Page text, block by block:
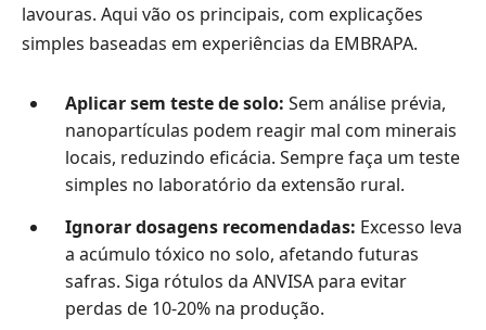
lavouras. Aqui vão os principais, com explicações
simples baseadas em experiências da EMBRAPA.
Aplicar sem teste de solo: Sem análise prévia,
nanopartículas podem reagir mal com minerais
locais, reduzindo eficácia. Sempre faça um teste
simples no laboratório da extensão rural.
Ignorar dosagens recomendadas: Excesso leva
a acúmulo tóxico no solo, afetando futuras
safras. Siga rótulos da ANVISA para evitar
perdas de 10-20% na produção.